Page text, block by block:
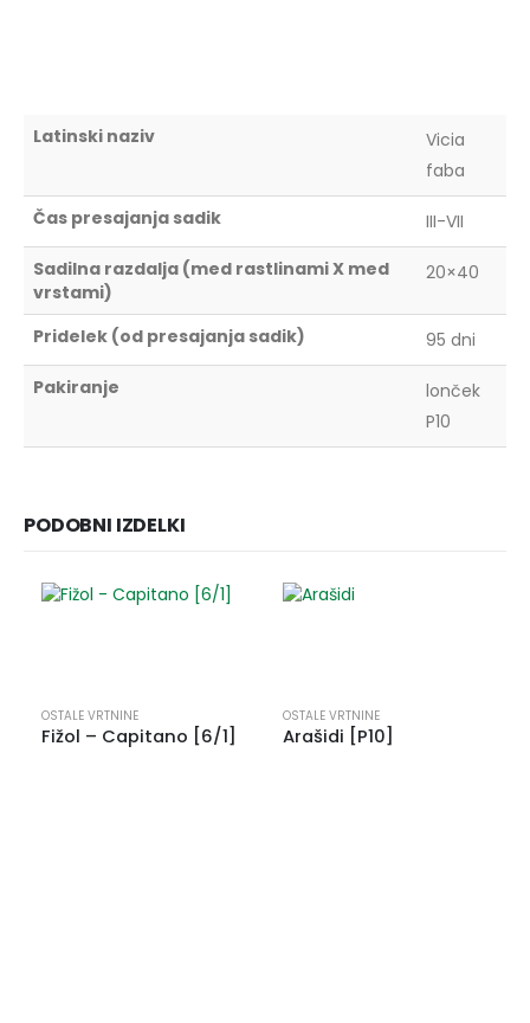
Latinski naziv
Vicia
faba
Čas presajanja sadik
III-VII
Sadilna razdalja (med rastlinami X med
vrstami)
20×40
Pridelek (od presajanja sadik)
95 dni
Pakiranje
lonček
P10
PODOBNI IZDELKI
OSTALE VRTNINE
Fižol – Capitano [6/1]
OSTALE VRTNINE
Arašidi [P10]